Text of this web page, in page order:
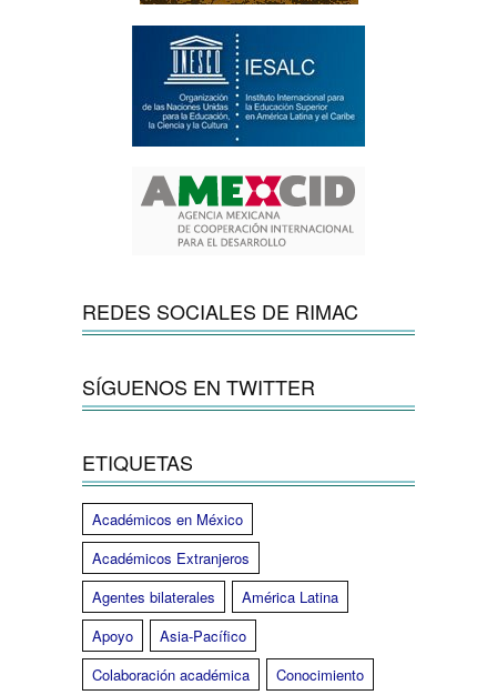
REDES SOCIALES DE RIMAC
SÍGUENOS EN TWITTER
ETIQUETAS
Académicos en México
Académicos Extranjeros
Agentes bilaterales
América Latina
Apoyo
Asia-Pacífico
Colaboración académica
Conocimiento